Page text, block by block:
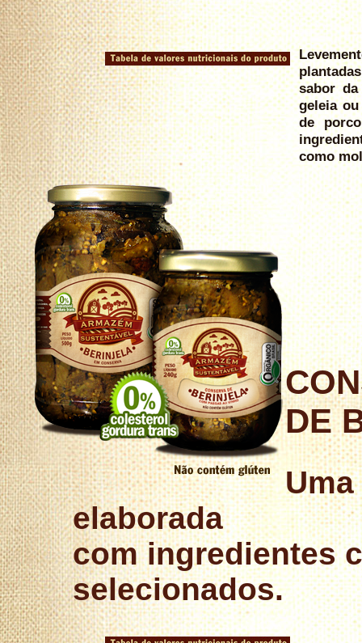
sabor
geleia
de
como
DE
elaborada
com ingredientes
selecionados.